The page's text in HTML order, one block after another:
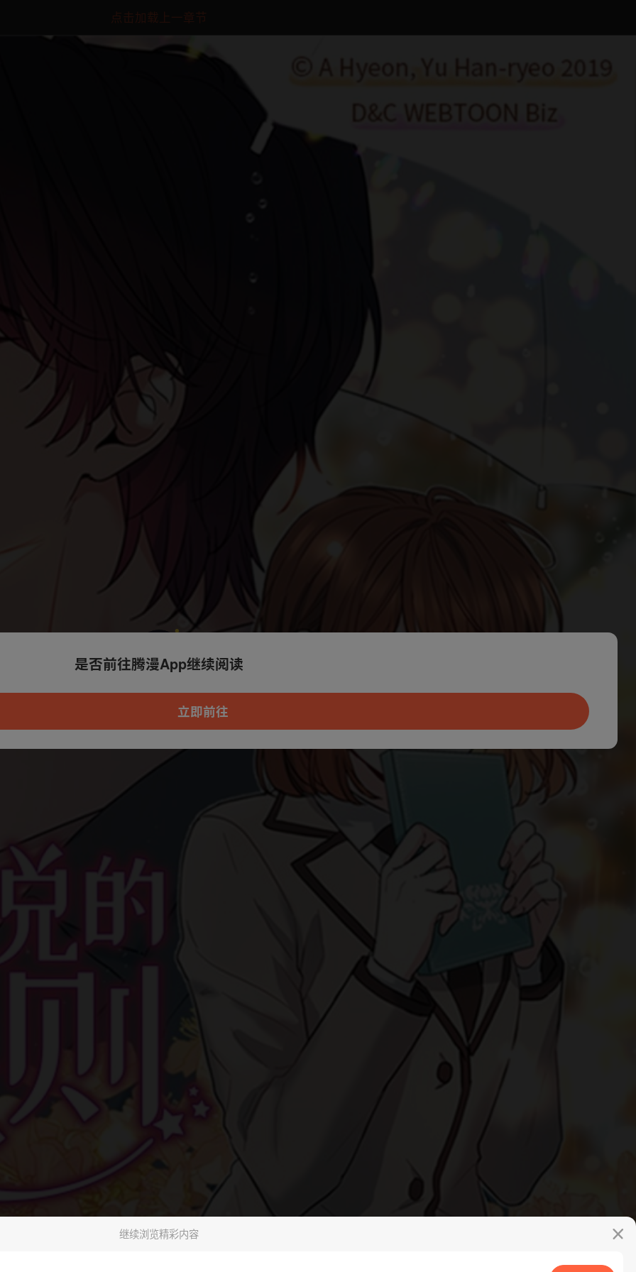
点击加载上一章节
继续浏览精彩内容
本章节仅支持App阅读，可打开App新用
户7天免费看
是否前往腾漫App继续阅读
立即前往